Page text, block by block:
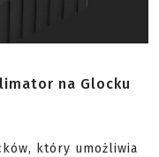
na Glocku
który umożliwia